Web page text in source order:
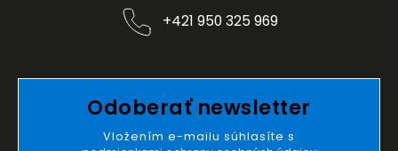
+421 950 325 969
Odoberať newsletter
Vložením e-mailu súhlasíte s